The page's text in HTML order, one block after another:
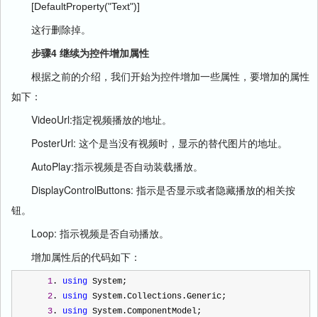
[DefaultProperty("Text")]
这行删除掉。
步骤4 继续为控件增加属性
根据之前的介绍，我们开始为控件增加一些属性，要增加的属性
如下：
VideoUrl:指定视频播放的地址。
PosterUrl: 这个是当没有视频时，显示的替代图片的地址。
AutoPlay:指示视频是否自动装载播放。
DisplayControlButtons: 指示是否显示或者隐藏播放的相关按
钮。
Loop: 指示视频是否自动播放。
增加属性后的代码如下：
1. using System;
2. using System.Collections.Generic;
3. using System.ComponentModel;